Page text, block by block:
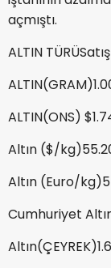
açmıştı.
ALTIN
ALTIN(ONS)
Altın ($/
Altın (Euro/
Cumhuriyet